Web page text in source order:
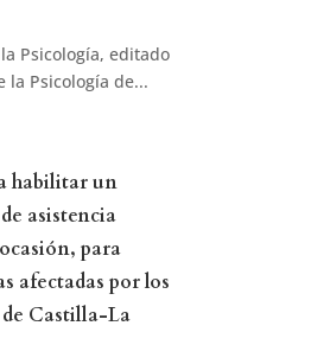
Psicología, editado
la Psicología de...
habilitar un
asistencia
para
afectadas por los
Castilla-La